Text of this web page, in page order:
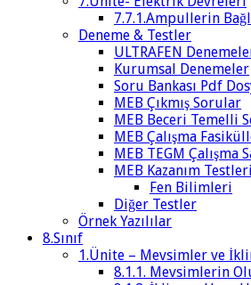
7.7.1.Ampullerin
Deneme & Testler
ULTRAFEN
Kurumsal Denemeler
Soru Bankası Pdf
MEB Çıkmış Sorular
MEB Beceri Temelli
MEB Çalışma
MEB TEGM Çalışma
MEB Kazanım Testleri
Fen Bilimleri
Diğer Testler
Örnek Yazılılar
8.Sınıf
1.Ünite – Mevsimler ve
8.1.1. Mevsimlerin